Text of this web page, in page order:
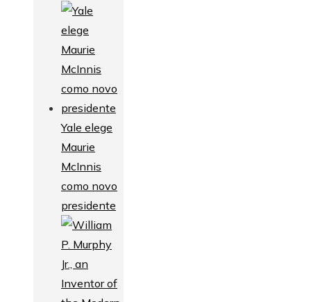
Yale elege
Maurie
McInnis
como novo
presidente